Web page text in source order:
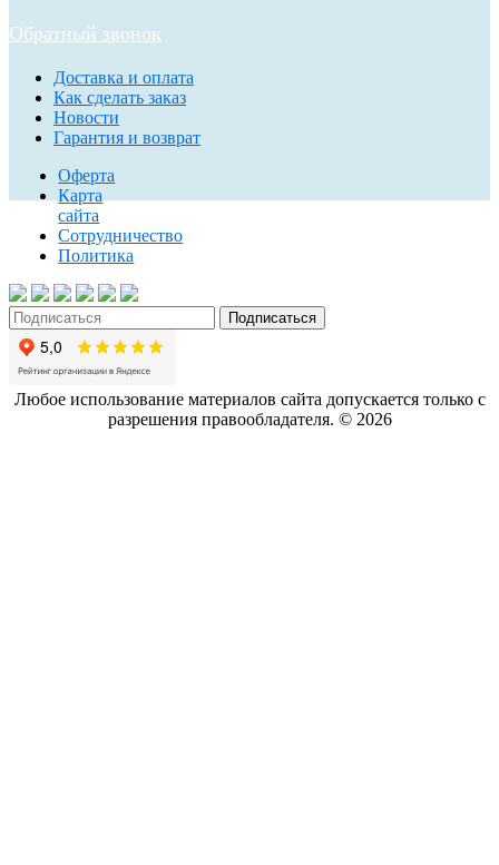
Обратный звонок
Доставка и оплата
Как сделать заказ
Новости
Гарантия и возврат
Оферта
Карта
сайта
Сотрудничество
Политика
Любое использование материалов сайта допускается только с
разрешения правообладателя. © 2026